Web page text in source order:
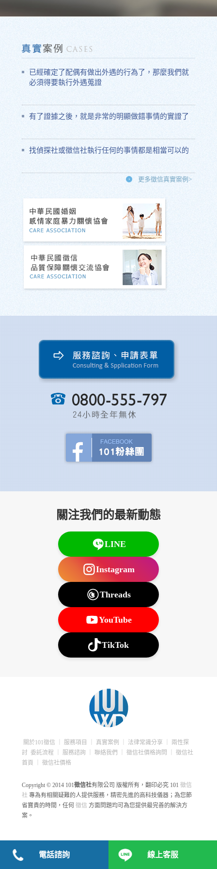
已經確定了配偶有做出外遇的行為了，那麼我們就
必須得要執行外遇蒐證
有了證據之後，就是非常的明顯做錯事情的實證了
找偵探社或徵信社執行任何的事情都是相當可以的
更多徵信真實案例>
關注我們的最新動態
LINE
Instagram
Threads
YouTube
TikTok
關於101徵信 服務項目 真實案例 法律常識分享
兩性探
討 委託流程 服務諮詢 聯絡我們 徵信社價格詢問
徵信社
首頁
徵信社價格
Copyright © 2014 101徵信社有限公司 版權所有，翻印必究101 徵信
社 專為有相關疑難的人提供服務，精密先進的高科技儀器；為您節
省寶貴的時間，任何 徵信 方面問題均可為您提供最完善的解決方
案。
電話諮詢 線上客服